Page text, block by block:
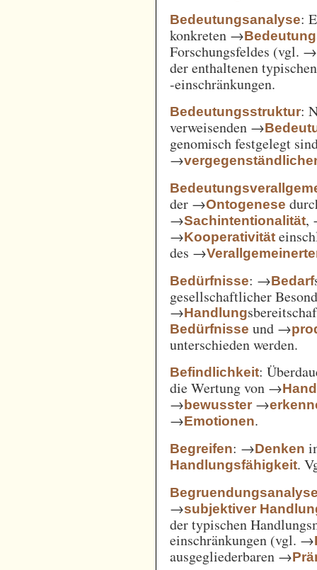
Bedeutungsanalyse:
konkreten →
Forschungsfeldes (vgl. →
der enthaltenen
-einschränkungen.
Bedeutungsstruktur:
verweisenden →
genomisch festgelegt
→
der →Ontogenese
→Sachintentionalität,
→Kooperativität
des →
Bedürfnisse: →Bedarf
gesellschaftlicher
→Handlung
Bedürfnisse und →
unterschieden werden.
Befindlichkeit:
die Wertung von →
→bewusster →
→Emotionen.
Begreifen: →Denken
Handlungsfähigkeit.
→subjektiver
der typischen
einschränkungen (vgl. →
ausgegliederbaren →